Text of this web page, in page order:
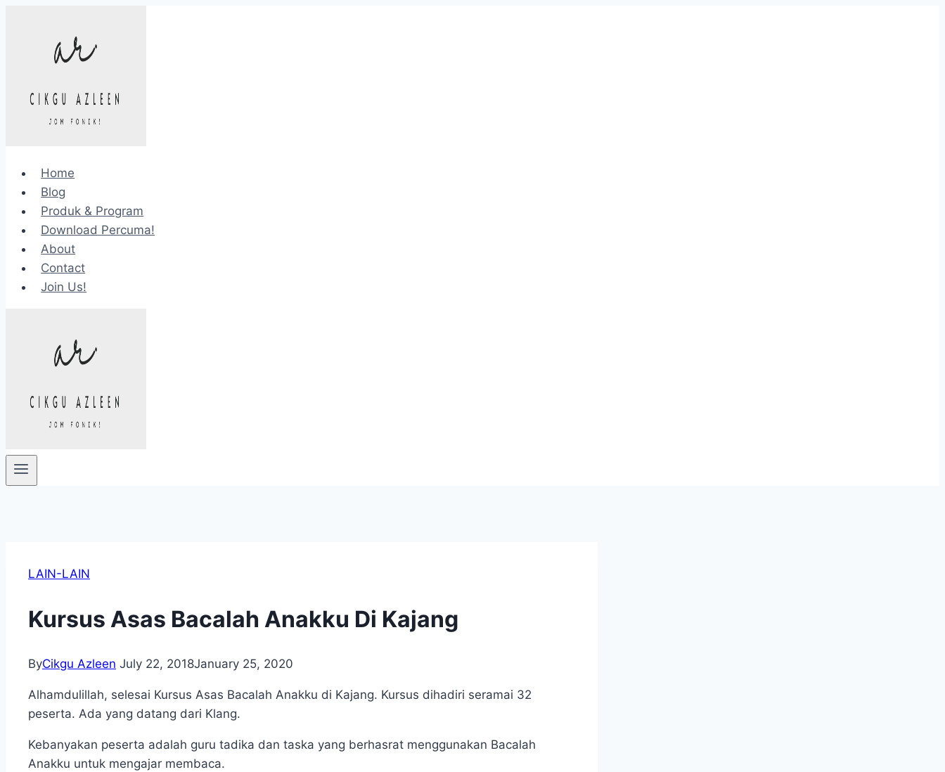
Home
Blog
Produk & Program
Download Percuma!
About
Contact
Join Us!
LAIN-LAIN
Kursus Asas Bacalah Anakku Di Kajang
ByCikgu Azleen July 22, 2018January 25, 2020
Alhamdulillah, selesai Kursus Asas Bacalah Anakku di Kajang. Kursus dihadiri seramai 32
peserta. Ada yang datang dari Klang.
Kebanyakan peserta adalah guru tadika dan taska yang berhasrat menggunakan Bacalah
Anakku untuk mengajar membaca.